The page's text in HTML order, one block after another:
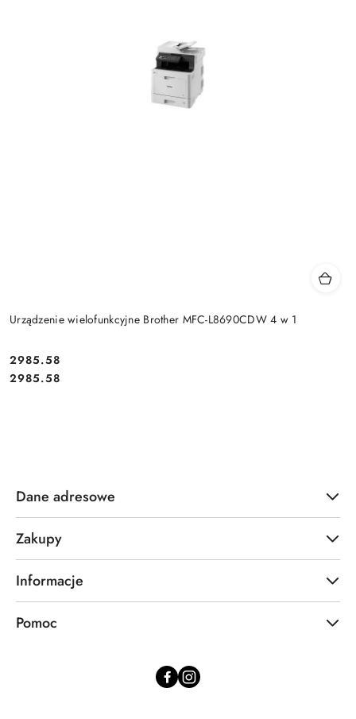
Urządzenie wielofunkcyjne Brother MFC-L8690CDW 4 w 1
Cena:
2985.58
Cena:
2985.58
Dane adresowe
Zakupy
Informacje
Pomoc